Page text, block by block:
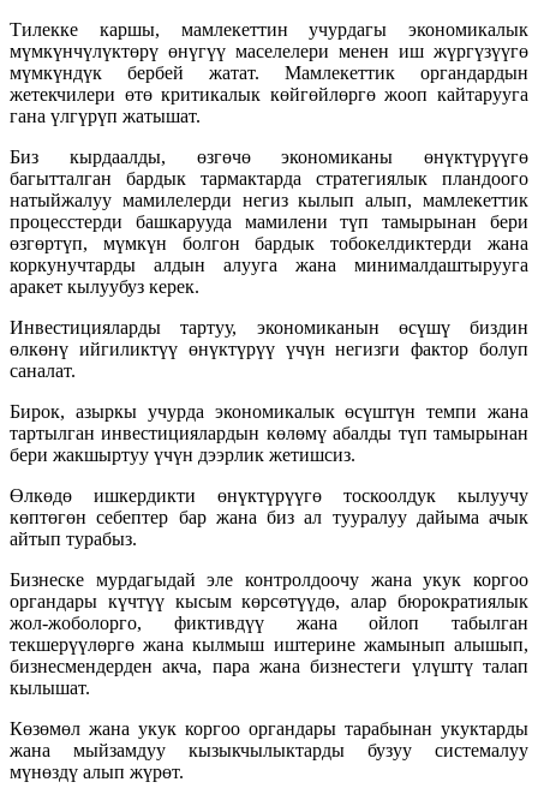
Тилекке каршы, мамлекеттин учурдагы экономикалык
мүмкүнчүлүктөрү өнүгүү маселелери менен иш жүргүзүүгө
мүмкүндүк бербей жатат. Мамлекеттик органдардын
жетекчилери өтө критикалык көйгөйлөргө жооп кайтарууга
гана үлгүрүп жатышат.
Биз кырдаалды, өзгөчө экономиканы өнүктүрүүгө
багытталган бардык тармактарда стратегиялык пландоого
натыйжалуу мамилелерди негиз кылып алып, мамлекеттик
процесстерди башкарууда мамилени түп тамырынан бери
өзгөртүп, мүмкүн болгон бардык тобокелдиктерди жана
коркунучтарды алдын алууга жана минималдаштырууга
аракет кылуубуз керек.
Инвестицияларды тартуу, экономиканын өсүшү биздин
өлкөнү ийгиликтүү өнүктүрүү үчүн негизги фактор болуп
саналат.
Бирок, азыркы учурда экономикалык өсүштүн темпи жана
тартылган инвестициялардын көлөмү абалды түп тамырынан
бери жакшыртуу үчүн дээрлик жетишсиз.
Өлкөдө ишкердикти өнүктүрүүгө тоскоолдук кылуучу
көптөгөн себептер бар жана биз ал тууралуу дайыма ачык
айтып турабыз.
Бизнеске мурдагыдай эле контролдоочу жана укук коргоо
органдары күчтүү кысым көрсөтүүдө, алар бюрократиялык
жол-жоболорго, фиктивдүү жана ойлоп табылган
текшерүүлөргө жана кылмыш иштерине жамынып алышып,
бизнесмендерден акча, пара жана бизнестеги үлүштү талап
кылышат.
Көзөмөл жана укук коргоо органдары тарабынан укуктарды
жана мыйзамдуу кызыкчылыктарды бузуу системалуу
мүнөздү алып жүрөт.